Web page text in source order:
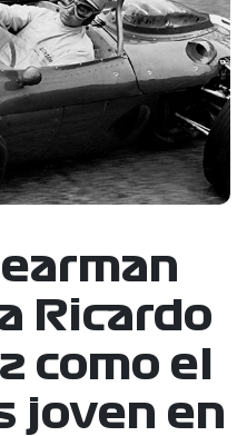
Ricardo
como el
joven en